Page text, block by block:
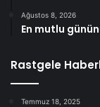
Ağustos 8, 2026
En mutlu
Rastgele
Temmuz 18, 2025